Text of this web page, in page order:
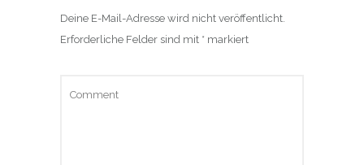
Deine E-Mail-Adresse wird nicht veröffentlicht.
Erforderliche Felder sind mit * markiert